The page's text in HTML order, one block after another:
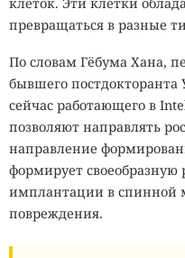
превращаться в разные
По словам Гёбума Хана,
бывшего
сейчас работающего в
позволяют направлять
направление
формирует своеобразную
имплантации в спинной
повреждения.